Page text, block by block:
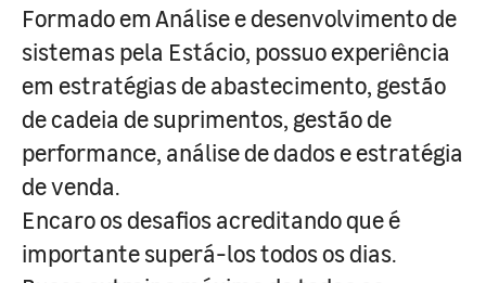
Formado em Análise e desenvolvimento de
sistemas pela Estácio, possuo experiência
em estratégias de abastecimento, gestão
de cadeia de suprimentos, gestão de
performance, análise de dados e estratégia
de venda.
Encaro os desafios acreditando que é
importante superá-los todos os dias.